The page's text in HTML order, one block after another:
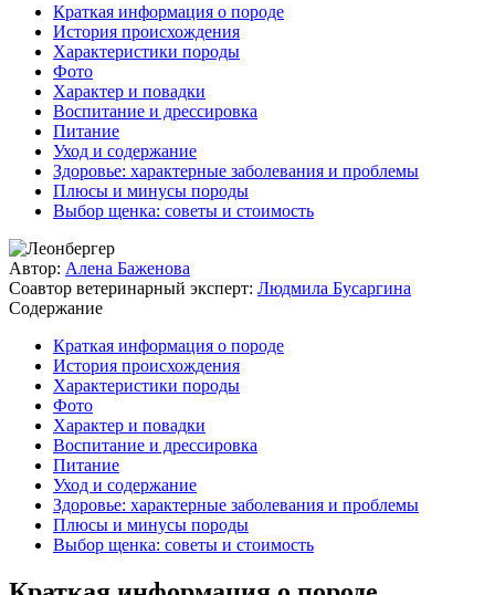
Краткая информация о породе
История происхождения
Характеристики породы
Фото
Характер и повадки
Воспитание и дрессировка
Питание
Уход и содержание
Здоровье: характерные заболевания и проблемы
Плюсы и минусы породы
Выбор щенка: советы и стоимость
Автор: Алена Баженова
Соавтор ветеринарный эксперт: Людмила Бусаргина
Содержание
Краткая информация о породе
История происхождения
Характеристики породы
Фото
Характер и повадки
Воспитание и дрессировка
Питание
Уход и содержание
Здоровье: характерные заболевания и проблемы
Плюсы и минусы породы
Выбор щенка: советы и стоимость